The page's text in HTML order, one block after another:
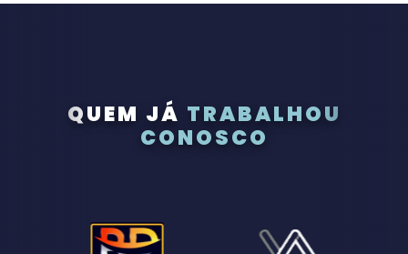
QUEM JÁ TRABALHOU
CONOSCO